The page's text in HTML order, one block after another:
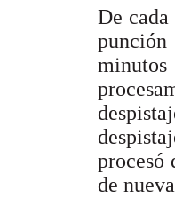
De cada
procesó
de